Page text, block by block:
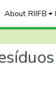
About RIIFB